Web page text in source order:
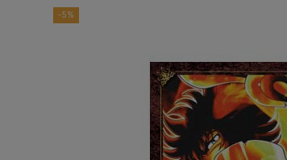
-5%